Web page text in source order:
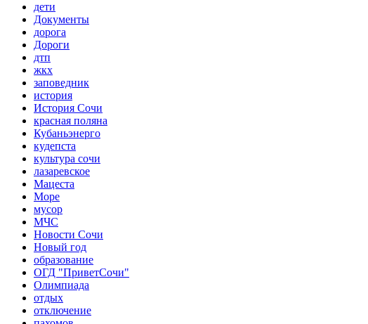
дети
Документы
дорога
Дороги
дтп
жкх
заповедник
история
История Сочи
красная поляна
Кубаньэнерго
кудепста
культура сочи
лазаревское
Мацеста
Море
мусор
МЧС
Новости Сочи
Новый год
образование
ОГД "ПриветСочи"
Олимпиада
отдых
отключение